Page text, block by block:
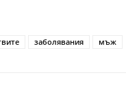
заболявания мъж